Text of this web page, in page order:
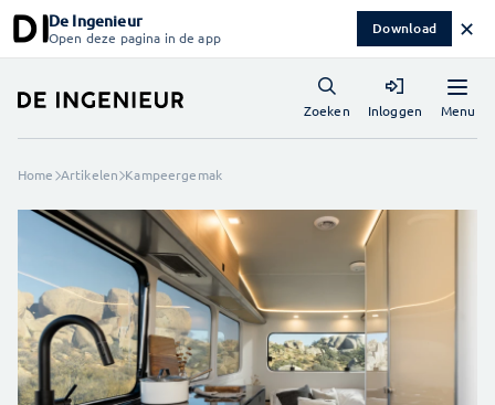
De Ingenieur
Open deze pagina in de app Download ✕
Menu
Zoeken Inloggen
Home Artikelen Kampeergemak